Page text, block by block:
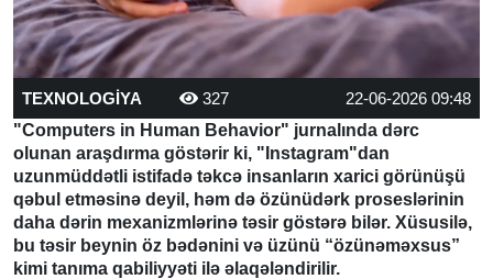
TEXNOLOGİYA 327
22-06-2026 09:48
"Computers in Human Behavior" jurnalında dərc
olunan araşdırma göstərir ki, "Instagram"dan
uzunmüddətli istifadə təkcə insanların xarici görünüşü
qəbul etməsinə deyil, həm də özünüdərk proseslərinin
daha dərin mexanizmlərinə təsir göstərə bilər. Xüsusilə,
bu təsir beynin öz bədənini və üzünü “özünəməxsus”
kimi tanıma qabiliyyəti ilə əlaqələndirilir.